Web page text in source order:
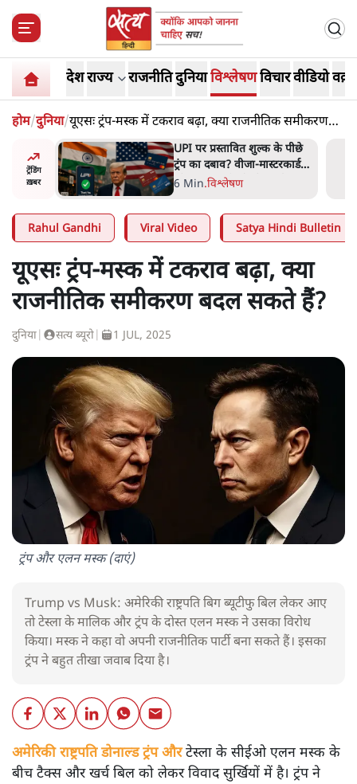
देशराज्य राजनीतिदुनियाविश्लेषणविचारवीडियो
होम/दुनिया/यूएसः ट्रंप-मस्क में टकराव बढ़ा, क्या राजनीतिक समीकरण
बदल सकते हैं?
ट्रेंडिंग
ख़बर
अहमद
में बंद
UPI पर प्रस्तावित शुल्क के पीछे
ट्रंप का दबाव? वीजा-मास्टरकार्ड
को फायदा पहुँचाने की चर्चा
6 Min.विश्लेषण
Rahul Gandhi Viral Video Satya Hindi Bulletin
यूएसः ट्रंप-मस्क में टकराव बढ़ा, क्या
राजनीतिक समीकरण बदल सकते हैं?
दुनिया सत्य ब्यूरो 1 JUL, 2025
ट्रंप और एलन मस्क (दाएं)
Trump vs Musk: अमेरिकी राष्ट्रपति बिग ब्यूटीफु बिल लेकर आए
तो टेस्ला के मालिक और ट्रंप के दोस्त एलन मस्क ने उसका विरोध
किया। मस्क ने कहा वो अपनी राजनीतिक पार्टी बना सकते हैं। इसका
ट्रंप ने बहुत तीखा जवाब दिया है।
अमेरिकी राष्ट्रपति डोनाल्ड ट्रंप औरटेस्ला के सीईओ एलन मस्क के
बीच टैक्स और खर्च बिल को लेकर विवाद सुर्खियों में है। ट्रंप ने